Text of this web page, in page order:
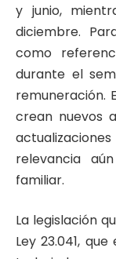
y junio,
diciembre.
como
durante el
remuneración.
crean nuevos
relevancia
familiar.
La legislación
Ley 23.041,